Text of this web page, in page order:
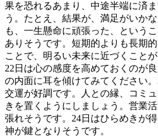
果を恐れるあまり、中途半端に済
う。たとえ、結果が、満足がいか
も、一生懸命に頑張った、という
ありそうです。短期的よりも長期
ことで、明るい未来に近づくことが
22日は心の感度を高めておくのが
の内面に耳を傾けてみてください
交運が好調です。人との縁、コミ
きを置くようにしましょう。営業
張れそうです。24日はひらめきが
神が鍵となりそうです。